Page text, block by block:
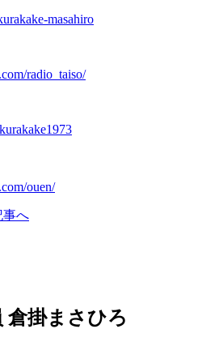
masahiro
radio_taiso/
ouen/
事へ
倉掛まさひろ